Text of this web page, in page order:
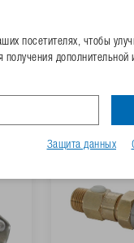
посетителях, чтобы
получения
Защита данных